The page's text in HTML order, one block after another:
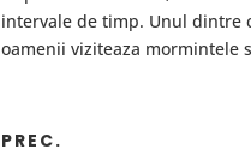
intervale de timp. Unul dintre
oamenii viziteaza mormintele
PREC.